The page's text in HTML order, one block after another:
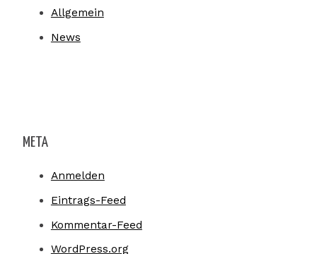
Allgemein
News
META
Anmelden
Eintrags-Feed
Kommentar-Feed
WordPress.org